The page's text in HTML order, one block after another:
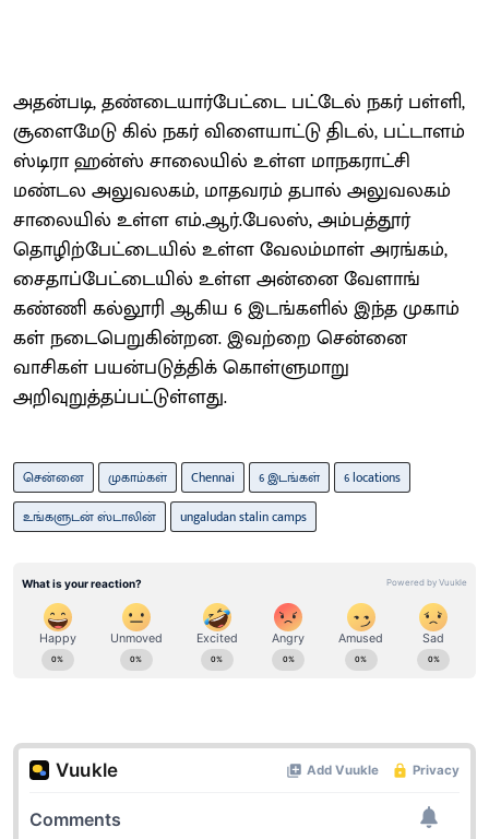
அதன்​படி, தண்​டை​யார்​பேட்டை பட்​டேல் நகர் பள்​ளி,
சூளைமேடு கில் நகர் விளை​யாட்டு திடல், பட்​டாளம்
ஸ்டிரா ஹன்ஸ் சாலையில் உள்ள மாநக​ராட்சி
மண்டல அலு​வல​கம், மாதவரம் தபால் அலு​வல​கம்
சாலை​யில் உள்ள எம்​.ஆர்​.பேலஸ், அம்​பத்​தூர்
தொழிற்​பேட்​டை​யில் உள்ள வேலம்​மாள் அரங்​கம்,
சைதாப்​பேட்​டை​யில் உள்ள அன்னை வேளாங்​
கண்ணி கல்​லூரி ஆகிய 6 இடங்களில் இந்த முகாம்​
கள் நடை​பெறுகின்​றன. இவற்றை சென்னை
வாசிகள் பயன்​படுத்​திக் கொள்​ளு​மாறு
அறிவுறுத்தப்பட்டுள்​ளது.
சென்னை முகாம்கள் Chennai 6 இடங்கள்
6 locations
உங்களுடன் ஸ்டாலின்
ungaludan stalin camps